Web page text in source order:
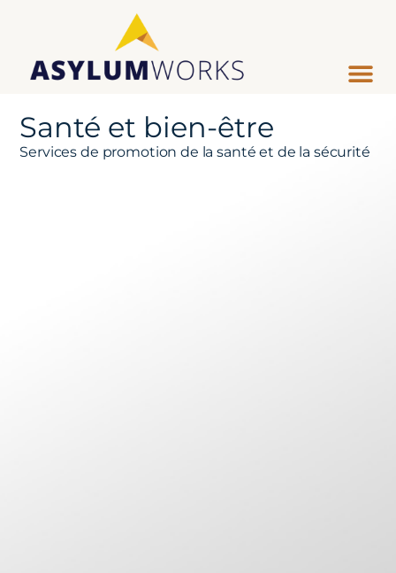
Santé et bien-être
Services de promotion de la santé et de la sécurité